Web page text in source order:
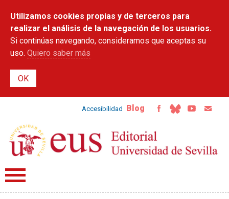
contenido
principal
Utilizamos cookies propias y de terceros para
realizar el análisis de la navegación de los usuarios.
Si continúas navegando, consideramos que aceptas su
uso. Quiero saber más
Accesibilidad Blog